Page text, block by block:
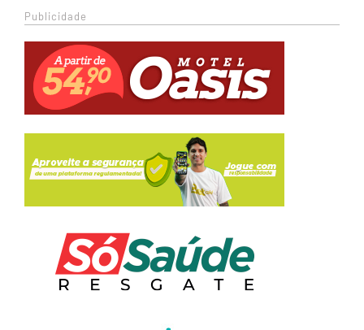
Publicidade